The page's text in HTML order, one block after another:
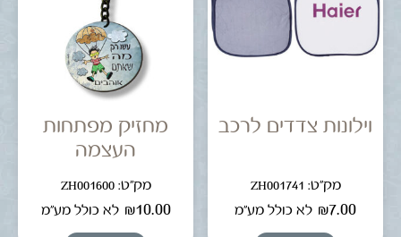
וילונות צדדים לרכב
מק"ט: ZH001741
₪7.00 לא כולל מע"מ
מחזיק מפתחות
העצמה
מק"ט: ZH001600
₪10.00 לא כולל מע"מ